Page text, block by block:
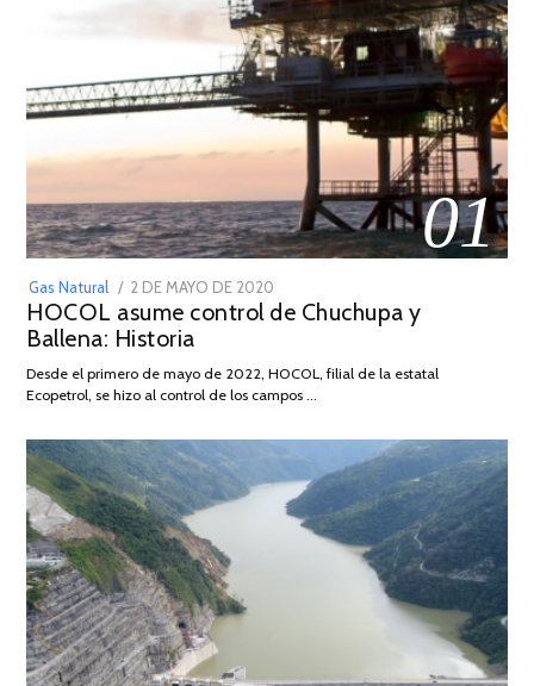
01
Gas Natural
POSTED
ON
2 DE MAYO DE 2020
DE
2026
HOCOL asume control de Chuchupa y
Ballena: Historia
Desde el primero de mayo de 2022, HOCOL, filial de la estatal
Ecopetrol, se hizo al control de los campos …